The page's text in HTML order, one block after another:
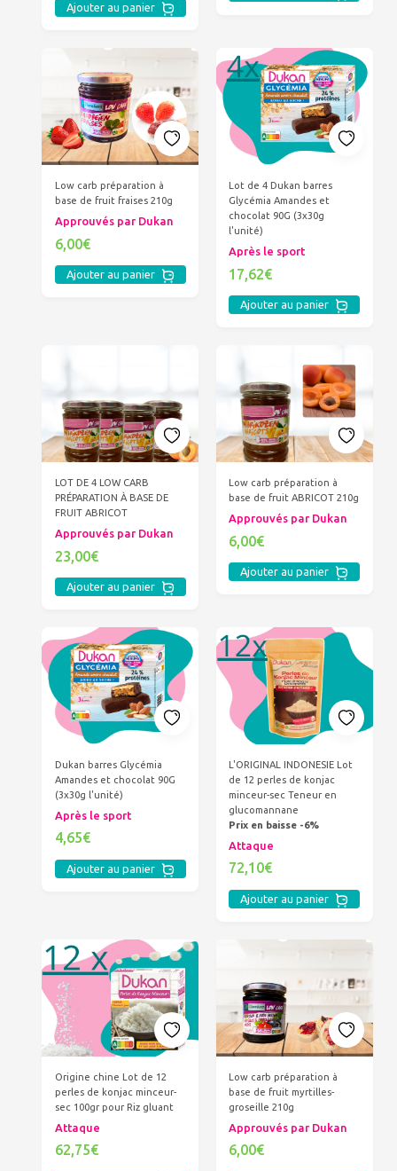
Ajouter au panier
Low carb préparation à
base de fruit fraises 210g
Approuvés par Dukan
6,00€
Ajouter au panier
Lot de 4 Dukan barres
Glycémia Amandes et
chocolat 90G (3x30g
l'unité)
Après le sport
17,62€
Ajouter au panier
LOT DE 4 LOW CARB
PRÉPARATION À BASE DE
FRUIT ABRICOT
Approuvés par Dukan
23,00€
Ajouter au panier
Low carb préparation à
base de fruit ABRICOT 210g
Approuvés par Dukan
6,00€
Ajouter au panier
Dukan barres Glycémia
Amandes et chocolat 90G
(3x30g l'unité)
Après le sport
4,65€
Ajouter au panier
L'ORIGINAL INDONESIE Lot
de 12 perles de konjac
minceur-sec Teneur en
glucomannane
Prix en baisse -6%
Attaque
72,10€
Ajouter au panier
Origine chine Lot de 12
perles de konjac minceur-
sec 100gr pour Riz gluant
Attaque
62,75€
Low carb préparation à
base de fruit myrtilles-
groseille 210g
Approuvés par Dukan
6,00€